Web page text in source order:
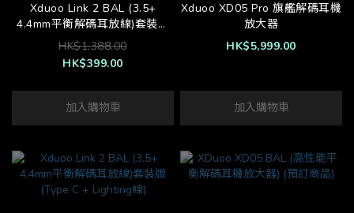
Xduoo Link 2 BAL (3.5+
4.4mm平衡解碼耳放線)套裝版
(Type C + Lighting線)(陳列品)
HK$1,388.00
HK$399.00
加入購物車
Xduoo XD05 Pro 旗艦解碼耳機
放大器
HK$5,999.00
加入購物車